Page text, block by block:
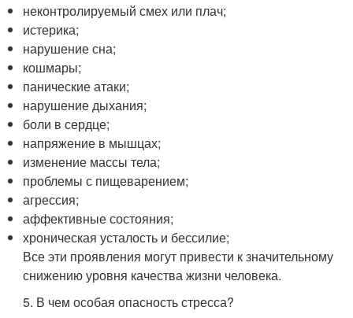
неконтролируемый смех или плач;
истерика;
нарушение сна;
кошмары;
панические атаки;
нарушение дыхания;
боли в сердце;
напряжение в мышцах;
изменение массы тела;
проблемы с пищеварением;
агрессия;
аффективные состояния;
хроническая усталость и бессилие;
Все эти проявления могут привести к значительному
снижению уровня качества жизни человека.
5. В чем особая опасность стресса?